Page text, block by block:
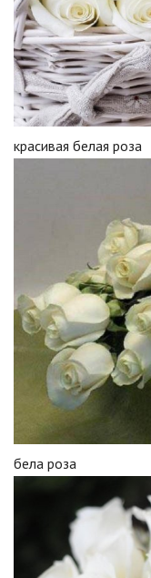
красивая белая роза
бела роза